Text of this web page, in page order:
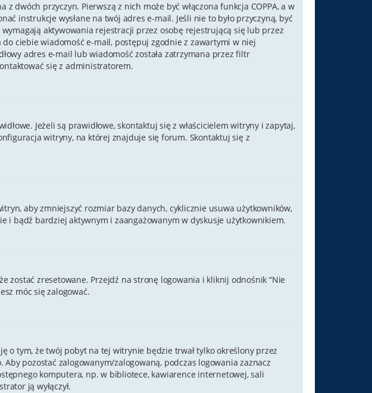
dwóch przyczyn. Pierwszą z nich może być włączona funkcja COPPA, a w
instrukcje wysłane na twój adres e-mail. Jeśli nie to było przyczyną, być
aktywowania rejestracji przez osobę rejestrującą się lub przez
ciebie wiadomość e-mail, postępuj zgodnie z zawartymi w niej
adres e-mail lub wiadomość została zatrzymana przez filtr
się z administratorem.
Jeżeli są prawidłowe, skontaktuj się z właścicielem witryny i zapytaj,
witryny, na której znajduje się forum. Skontaktuj się z
aby zmniejszyć rozmiar bazy danych, cyklicznie usuwa użytkowników,
i bądź bardziej aktywnym i zaangażowanym w dyskusje użytkownikiem.
zostać zresetowane. Przejdź na stronę logowania i kliknij odnośnik “Nie
móc się zalogować.
o tym, że twój pobyt na tej witrynie będzie trwał tylko określony przez
pozostać zalogowanym/zalogowaną, podczas logowania zaznacz
komputera, np. w bibliotece, kawiarence internetowej, sali
ją wyłączył.